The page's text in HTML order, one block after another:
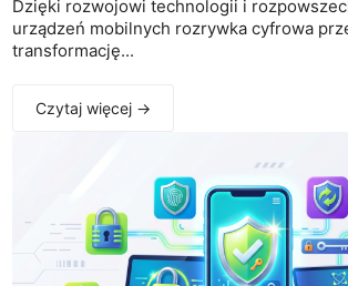
Dzięki rozwojowi technologii i
urządzeń mobilnych rozrywka cyfrowa
transformację...
Czytaj więcej →